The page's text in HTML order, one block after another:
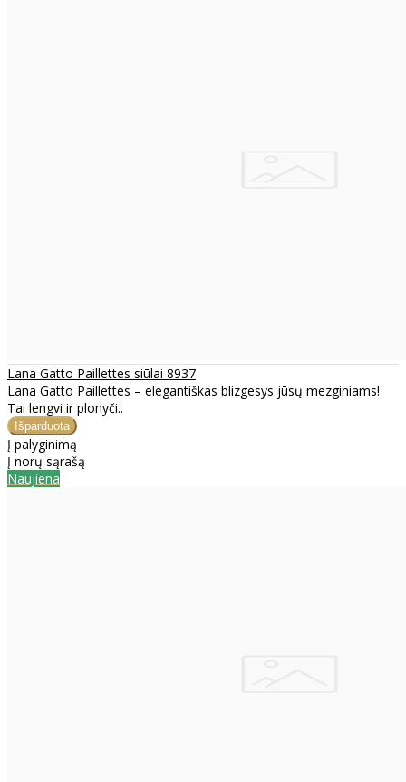
Lana Gatto Paillettes siūlai 8937
Lana Gatto Paillettes – elegantiškas blizgesys jūsų mezginiams!
Tai lengvi ir plonyči..
Į palyginimą
Į norų sąrašą
Naujiena